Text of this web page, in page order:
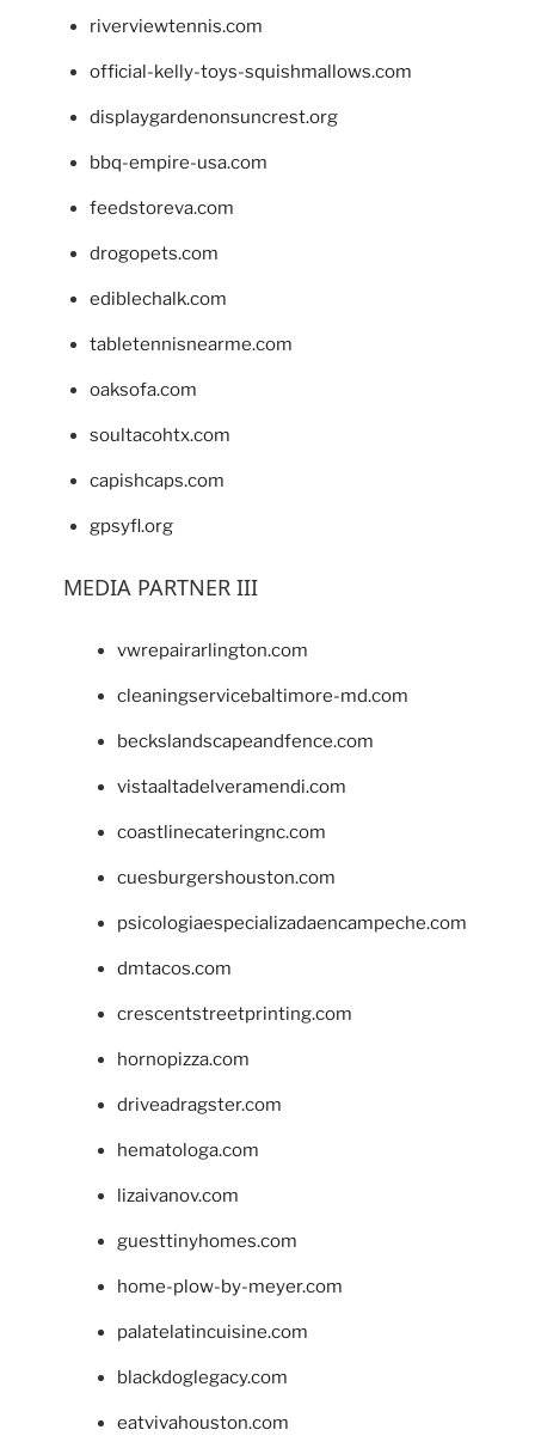
riverviewtennis.com
official-kelly-toys-squishmallows.com
displaygardenonsuncrest.org
bbq-empire-usa.com
feedstoreva.com
drogopets.com
ediblechalk.com
tabletennisnearme.com
oaksofa.com
soultacohtx.com
capishcaps.com
gpsyfl.org
MEDIA PARTNER III
vwrepairarlington.com
cleaningservicebaltimore-md.com
beckslandscapeandfence.com
vistaaltadelveramendi.com
coastlinecateringnc.com
cuesburgershouston.com
psicologiaespecializadaencampeche.com
dmtacos.com
crescentstreetprinting.com
hornopizza.com
driveadragster.com
hematologa.com
lizaivanov.com
guesttinyhomes.com
home-plow-by-meyer.com
palatelatincuisine.com
blackdoglegacy.com
eatvivahouston.com